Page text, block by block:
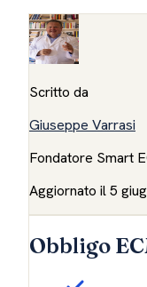
Scritto da
Giuseppe Varrasi
Fondatore Smart
Aggiornato il5
Obbligo